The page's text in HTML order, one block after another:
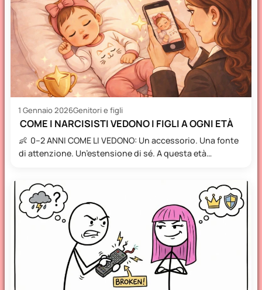
1 Gennaio 2026Genitori e figli
COME I NARCISISTI VEDONO I FIGLI A OGNI ETÀ
👶 0–2 ANNI COME LI VEDONO: Un accessorio. Una fonte
di attenzione. Un’estensione di sé. A questa età…